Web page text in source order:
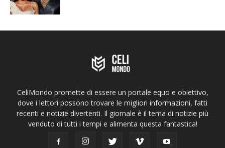
CeliMondo promette di essere un portale equo e obiettivo,
dove i lettori possono trovare le migliori informazioni, fatti
recenti e notizie divertenti. Il giornale è il tema di notizie più
venduto di tutti i tempi e alimenta questa fantastica!